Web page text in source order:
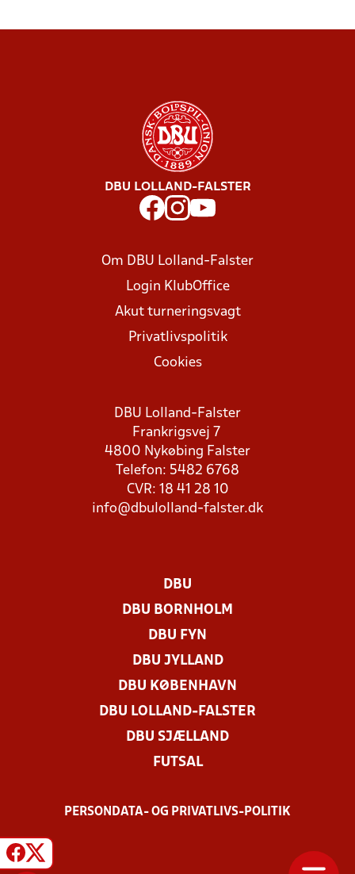
DBU LOLLAND-FALSTER
Om DBU Lolland-Falster
Login KlubOffice
Akut turneringsvagt
Privatlivspolitik
Cookies
DBU Lolland-Falster
Frankrigsvej 7
4800 Nykøbing Falster
Telefon: 5482 6768
CVR: 18 41 28 10
info@dbulolland-falster.dk
DBU
DBU BORNHOLM
DBU FYN
DBU JYLLAND
DBU KØBENHAVN
DBU LOLLAND-FALSTER
DBU SJÆLLAND
FUTSAL
PERSONDATA- OG PRIVATLIVS-POLITIK